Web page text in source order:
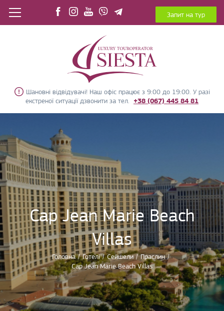
Шановні відвідувачі! Наш офіс працює з 9:00 до 19:00. У разі
екстреної ситуації дзвонити за тел. +38 (067) 445 84 81
Запит на тур
Cap Jean Marie Beach
Villas
Головна / Готелі / Сейшели / Праслин /
Cap Jean Marie Beach Villas